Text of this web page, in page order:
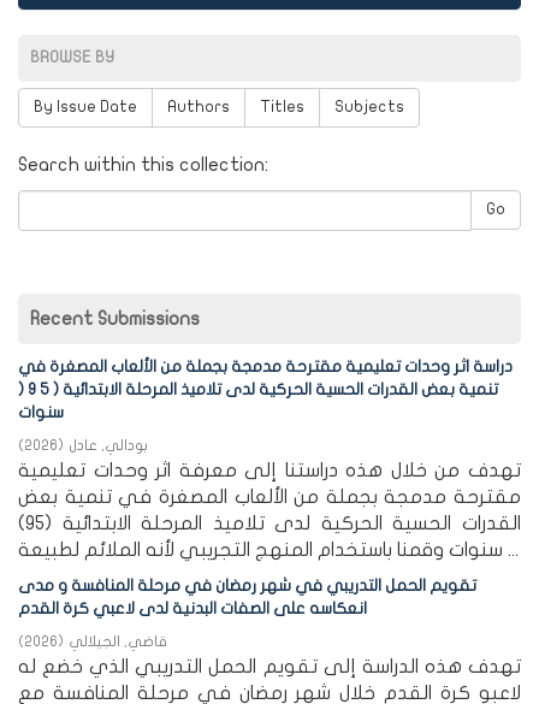
BROWSE BY
By Issue Date Authors Titles Subjects
Search within this collection:
Go
Recent Submissions
دراسة اثر وحدات تعليمية مقترحة مدمجة بجملة من الألعاب المصغرة في
تنمية بعض القدرات الحسية الحركية لدى تلاميذ المرحلة الابتدائية ( 5 9 (
سنوات
بودالي, عادل (
2026
)
تهدف من خلال هذه دراستنا إلى معرفة اثر وحدات تعليمية
مقترحة مدمجة بجملة من الألعاب المصغرة في تنمية بعض
القدرات الحسية الحركية لدى تلاميذ المرحلة الابتدائية (95)
سنوات وقمنا باستخدام المنهج التجريبي لأنه الملائم لطبيعة ...
تقويم الحمل التدريبي في شهر رمضان في مرحلة المنافسة و مدى
انعكاسه على الصفات البدنية لدى لاعبي كرة القدم
قاضي, الجيلالي (
2026
)
تهدف هذه الدراسة إلى تقويم الحمل التدريبي الذي خضع له
لاعبو كرة القدم خلال شهر رمضان في مرحلة المنافسة مع